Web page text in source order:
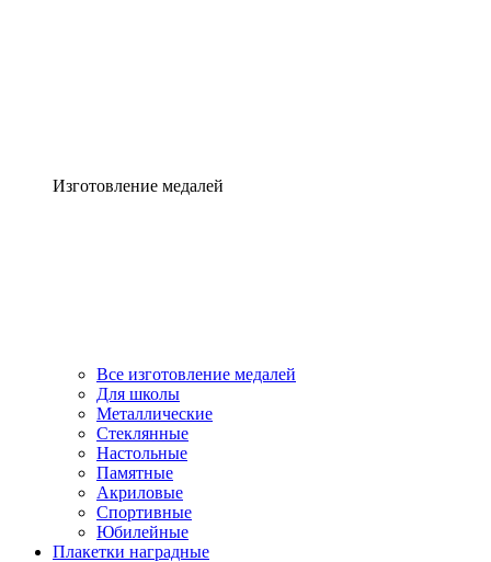
Изготовление медалей
Все изготовление медалей
Для школы
Металлические
Стеклянные
Настольные
Памятные
Акриловые
Спортивные
Юбилейные
Плакетки наградные